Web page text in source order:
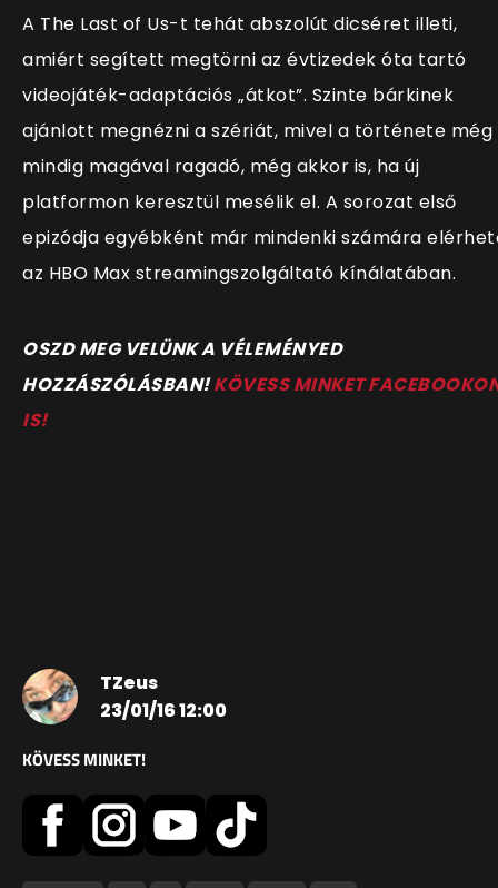
A The Last of Us-t tehát abszolút dicséret illeti,
amiért segített megtörni az évtizedek óta tartó
videojáték-adaptációs „átkot”. Szinte bárkinek
ajánlott megnézni a szériát, mivel a története még
mindig magával ragadó, még akkor is, ha új
platformon keresztül mesélik el. A sorozat első
epizódja egyébként már mindenki számára
az HBO Max streamingszolgáltató kínálatában.
OSZD MEG VELÜNK A VÉLEMÉNYED
HOZZÁSZÓLÁSBAN!KÖVESS MINKET
IS!
TZeus
23/01/16 12:00
KÖVESS MINKET!